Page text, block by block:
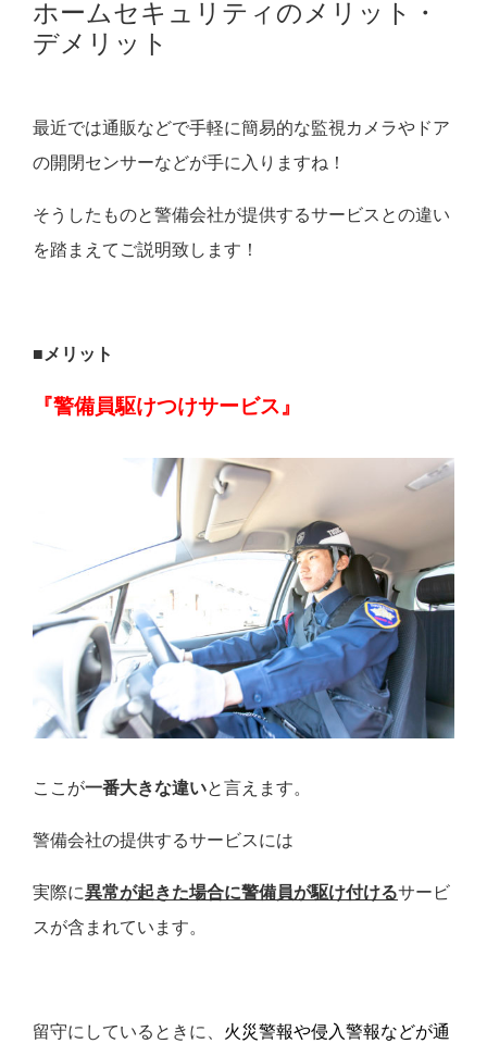
ホームセキュリティのメリット・
デメリット
最近では通販などで手軽に簡易的な監視カメラやドア
の開閉センサーなどが手に入りますね！
そうしたものと警備会社が提供するサービスとの違い
を踏まえてご説明致します！
■メリット
『警備員駆けつけサービス』
ここが一番大きな違いと言えます。
警備会社の提供するサービスには
実際に異常が起きた場合に警備員が駆け付けるサービ
スが含まれています。
留守にしているときに、 火災警報や侵入警報などが通